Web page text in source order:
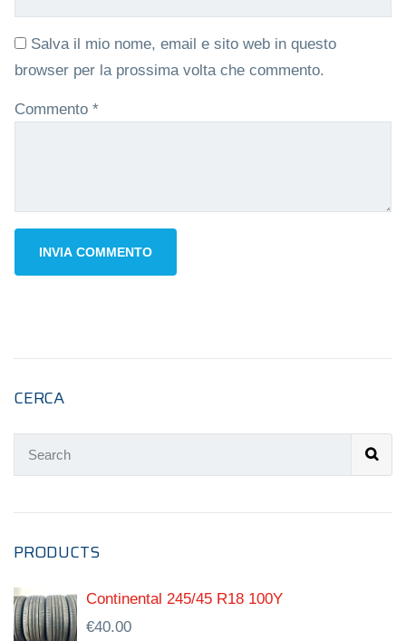
Salva il mio nome, email e sito web in questo
browser per la prossima volta che commento.
Commento *
CERCA
PRODUCTS
Continental 245/45 R18 100Y
€40.00